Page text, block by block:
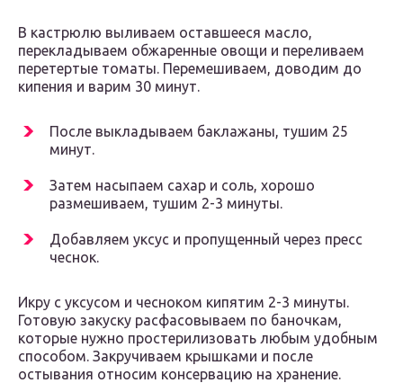
В кастрюлю выливаем оставшееся масло,
перекладываем обжаренные овощи и переливаем
перетертые томаты. Перемешиваем, доводим до
кипения и варим 30 минут.
После выкладываем баклажаны, тушим 25
минут.
Затем насыпаем сахар и соль, хорошо
размешиваем, тушим 2-3 минуты.
Добавляем уксус и пропущенный через пресс
чеснок.
Икру с уксусом и чесноком кипятим 2-3 минуты.
Готовую закуску расфасовываем по баночкам,
которые нужно простерилизовать любым удобным
способом. Закручиваем крышками и после
остывания относим консервацию на хранение.